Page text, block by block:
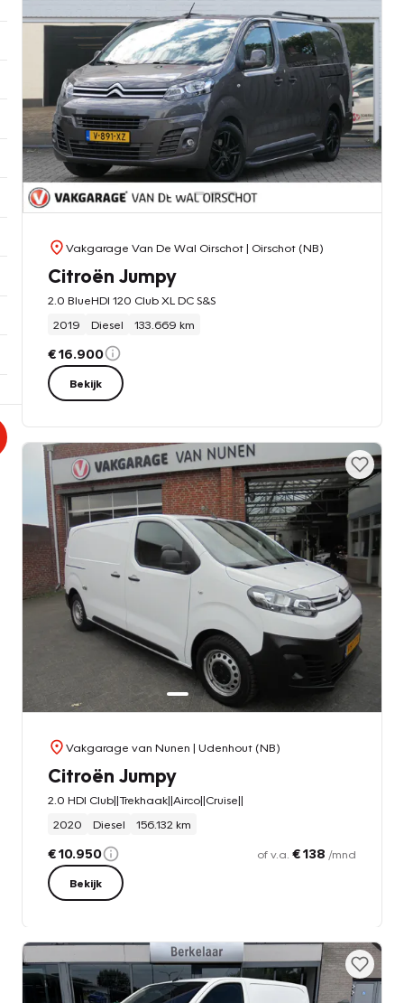
Vakgarage Van De Wal Oirschot| Oirschot (NB)
Citroën Jumpy
2.0 BlueHDI 120 Club XL DC S&S
2019
Diesel 133.669 km
€ 16.900
Bekijk
Vakgarage van Nunen | Udenhout (NB)
Citroën Jumpy
2.0 HDI Club||Trekhaak||Airco||Cruise||
2020
Diesel 156.132 km
€ 10.950 of v.a. € 138 /mnd
Bekijk